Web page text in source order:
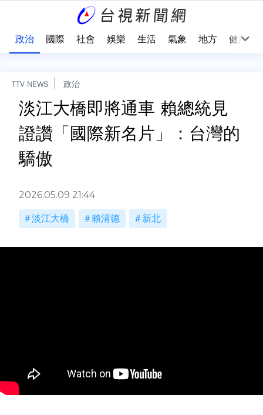
政治 國際 社會 娛樂 生活 氣象 地方 健康
TTV NEWS 政治
淡江大橋即將通車 賴總統見
證讚「國際新名片」：台灣的
驕傲
2026.05.09 21:44
淡江大橋 賴清德 新北